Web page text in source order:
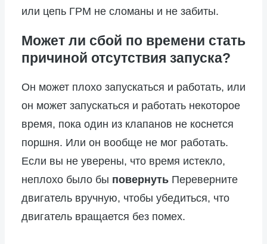
или цепь ГРМ не сломаны и не забиты.
Может ли сбой по времени стать
причиной отсутствия запуска?
Он может плохо запускаться и работать, или
он может запускаться и работать некоторое
время, пока один из клапанов не коснется
поршня. Или он вообще не мог работать.
Если вы не уверены, что время истекло,
неплохо было бы повернуть Переверните
двигатель вручную, чтобы убедиться, что
двигатель вращается без помех.